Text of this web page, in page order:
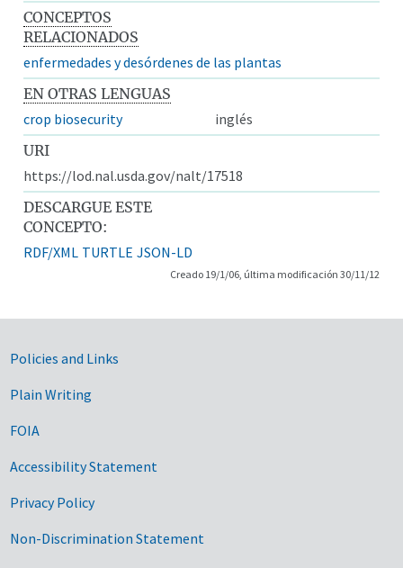
CONCEPTOS
RELACIONADOS
enfermedades y desórdenes de las plantas
EN OTRAS LENGUAS
crop biosecurity
inglés
URI
https://lod.nal.usda.gov/nalt/17518
DESCARGUE ESTE
CONCEPTO:
RDF/XML TURTLE JSON-LD
Creado 19/1/06, última modificación 30/11/12
Government Links
Policies and Links
Plain Writing
FOIA
Accessibility Statement
Privacy Policy
Non-Discrimination Statement